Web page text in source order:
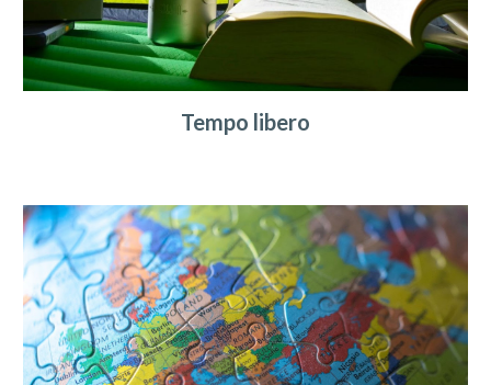
Tempo libero